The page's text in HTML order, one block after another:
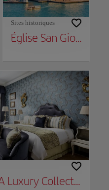
Sites historiques
Église San Giorgio Maggiore
The Gritti Palace, A Luxury Collection Hotel